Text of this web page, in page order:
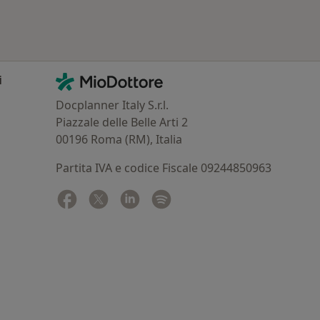
Contatti
MioDottore - Homepage
Docplanner Italy S.r.l.
Piazzale delle Belle Arti 2
00196 Roma (RM), Italia
Partita IVA e codice Fiscale 09244850963
Facebook
si apre in una nuova scheda
Twitter
si apre in una nuova scheda
Linkedin
si apre in una nuova scheda